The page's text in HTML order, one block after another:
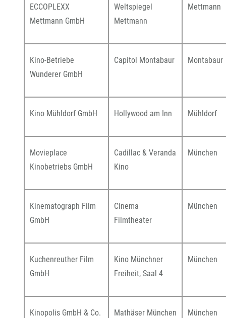
ECCOPLEXX
Mettmann GmbH
Weltspiegel
Mettmann
Mettmann
Kino-Betriebe
Wunderer GmbH
Capitol Montabaur Montabaur
Kino Mühldorf GmbH Hollywood am Inn Mühldorf
Movieplace
Kinobetriebs GmbH
Cadillac & Veranda
Kino
München
Kinematograph Film
GmbH
Cinema
Filmtheater
München
Kuchenreuther Film
GmbH
Kino Münchner
Freiheit, Saal 4
München
Kinopolis GmbH & Co.
Mathäser München München